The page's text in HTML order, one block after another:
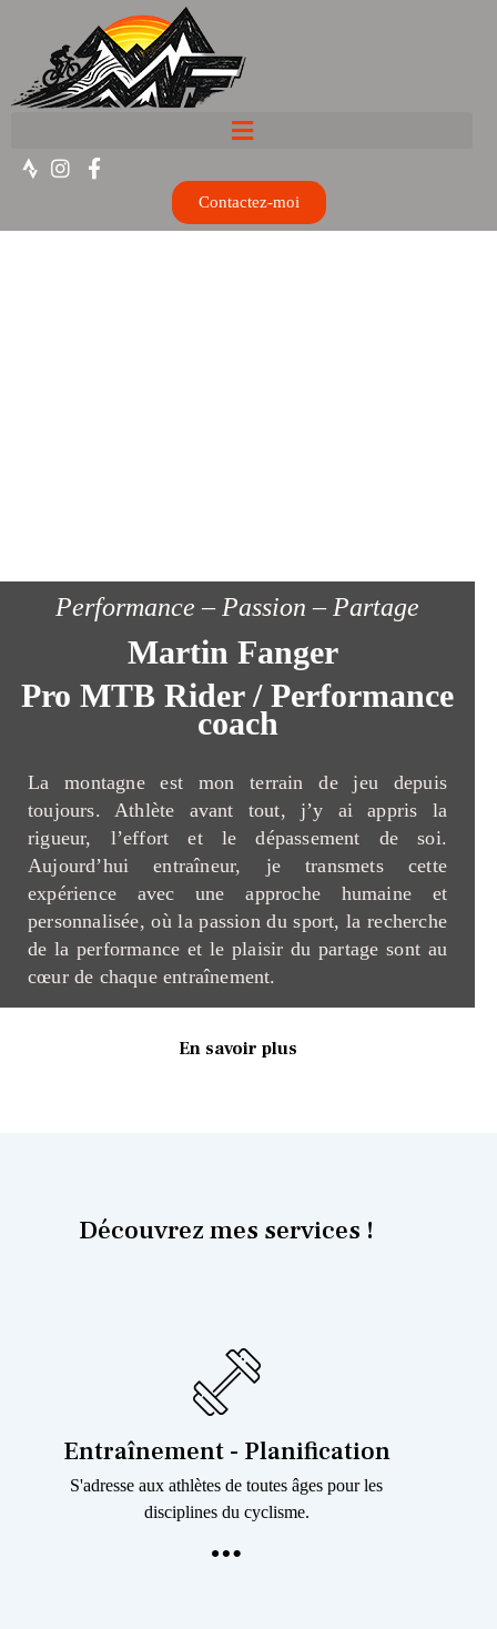
Contactez-moi
Performance – Passion – Partage
Martin Fanger
Pro MTB Rider / Performance
coach
La montagne est mon terrain de jeu depuis
toujours. Athlète avant tout, j’y ai appris la
rigueur, l’effort et le dépassement de soi.
Aujourd’hui entraîneur, je transmets cette
expérience avec une approche humaine et
personnalisée, où la passion du sport, la recherche
de la performance et le plaisir du partage sont au
cœur de chaque entraînement.
En savoir plus
Découvrez mes services !
Entraînement - Planification
S'adresse aux athlètes de toutes âges pour les
disciplines du cyclisme.